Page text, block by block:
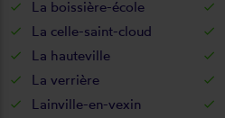
La boissière-école
La celle-saint-cloud
La hauteville
La verrière
Lainville-en-vexin